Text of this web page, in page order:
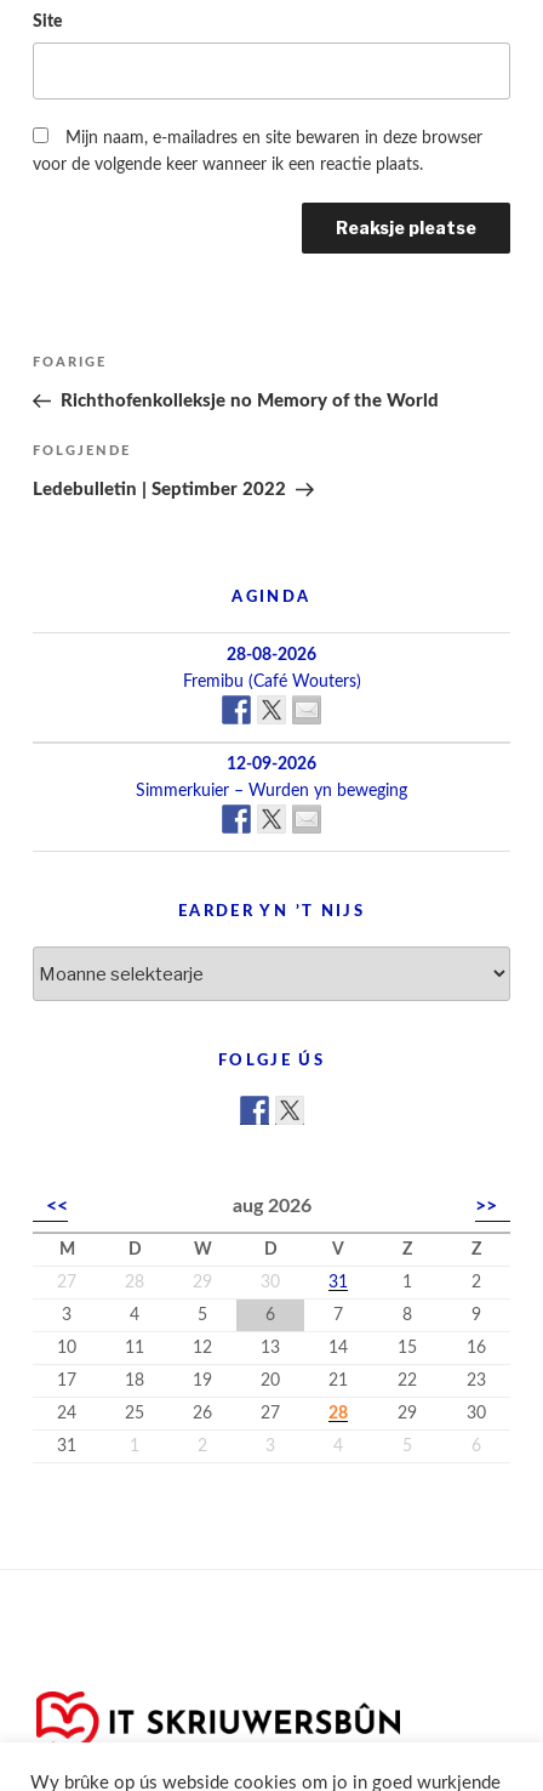
Site
Mijn naam, e-mailadres en site bewaren in deze browser
voor de volgende keer wanneer ik een reactie plaats.
Berichtnavigatie
Folgjende
pagina
FOARIGE
Richthofenkolleksje no Memory of the World
Folgjend
berjocht
FOLGJENDE
Ledebulletin | Septimber 2022
AGINDA
28-08-2026
Fremibu (Café Wouters)
12-09-2026
Simmerkuier – Wurden yn beweging
EARDER YN ’T NIJS
yn
FOLGJE ÚS
<< aug 2026 >>
M D W D V Z
Z
27
28 29 30 31 1
2
3
4 5 6 7 8
9
10
11 12 13 14 15
16
17
18 19 20 21 22
23
24
25 26 27 28 29
30
31
1 2 3 4 5 6
Wy brûke op ús webside cookies om jo in goed wurkjende